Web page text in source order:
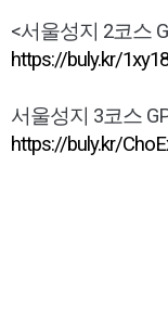
<서울성지 2코스
https://buly.kr/
서울성지 3코스
https://buly.kr/